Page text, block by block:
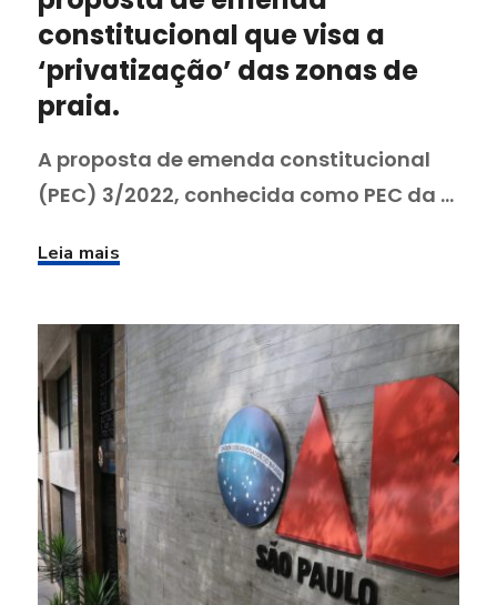
constitucional que visa a
‘privatização’ das zonas de
praia.
A proposta de emenda constitucional
(PEC) 3/2022, conhecida como PEC da ...
Leia mais